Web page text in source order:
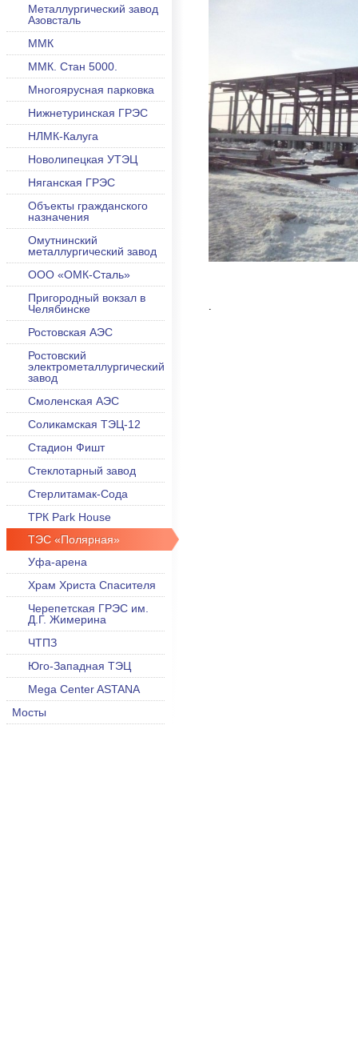
Металлургический завод
Азовсталь
ММК
ММК. Стан 5000.
Многоярусная парковка
Нижнетуринская ГРЭС
НЛМК-Калуга
Новолипецкая УТЭЦ
Няганская ГРЭС
Объекты гражданского
назначения
Омутнинский
металлургический завод
ООО «ОМК-Сталь»
Пригородный вокзал в
Челябинске
Ростовская АЭС
Ростовский
электрометаллургический
завод
Смоленская АЭС
Соликамская ТЭЦ-12
Стадион Фишт
Стеклотарный завод
Стерлитамак-Сода
ТРК Park House
ТЭС «Полярная»
Уфа-арена
Храм Христа Спасителя
Черепетская ГРЭС им.
Д.Г. Жимерина
ЧТПЗ
Юго-Западная ТЭЦ
Mega Center ASTANA
Мосты